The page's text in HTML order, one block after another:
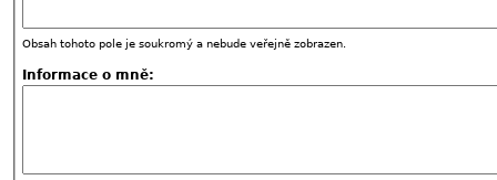
Obsah tohoto pole je soukromý a nebude veřejně zobrazen.
Informace o mně: